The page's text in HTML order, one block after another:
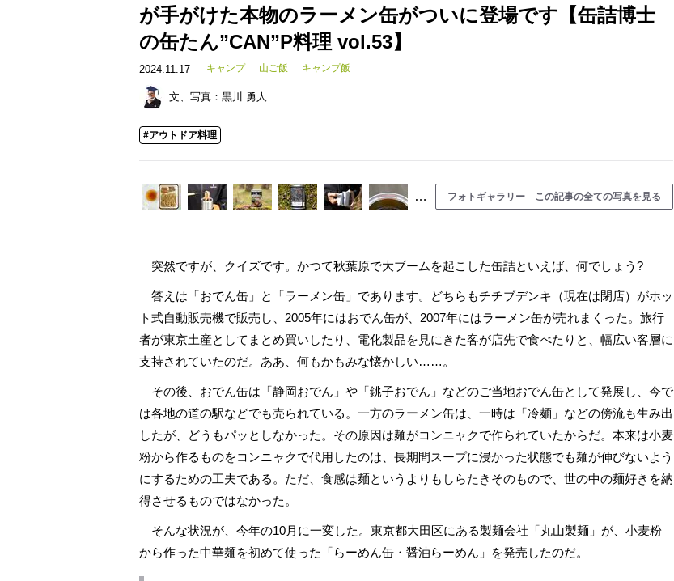
が手がけた本物のラーメン缶がついに登場です【缶詰博士
の缶たん”CAN”P料理 vol.53】
2024.11.17 キャンプ 山ご飯 キャンプ飯
文、写真： 黒川 勇人
#アウトドア料理
… フォトギャラリー この記事の全ての写真を見る
突然ですが、クイズです。かつて秋葉原で大ブームを起こした缶詰といえば、何でしょう?
答えは「おでん缶」と「ラーメン缶」であります。どちらもチチブデンキ（現在は閉店）がホッ
ト式自動販売機で販売し、2005年にはおでん缶が、2007年にはラーメン缶が売れまくった。旅行
者が東京土産としてまとめ買いしたり、電化製品を見にきた客が店先で食べたりと、幅広い客層に
支持されていたのだ。ああ、何もかもみな懐かしい……。
その後、おでん缶は「静岡おでん」や「銚子おでん」などのご当地おでん缶として発展し、今で
は各地の道の駅などでも売られている。一方のラーメン缶は、一時は「冷麺」などの傍流も生み出
したが、どうもパッとしなかった。その原因は麺がコンニャクで作られていたからだ。本来は小麦
粉から作るものをコンニャクで代用したのは、長期間スープに浸かった状態でも麺が伸びないよう
にするための工夫である。ただ、食感は麺というよりもしらたきそのもので、世の中の麺好きを納
得させるものではなかった。
そんな状況が、今年の10月に一変した。東京都大田区にある製麺会社「丸山製麺」が、小麦粉
から作った中華麺を初めて使った「らーめん缶・醤油らーめん」を発売したのだ。